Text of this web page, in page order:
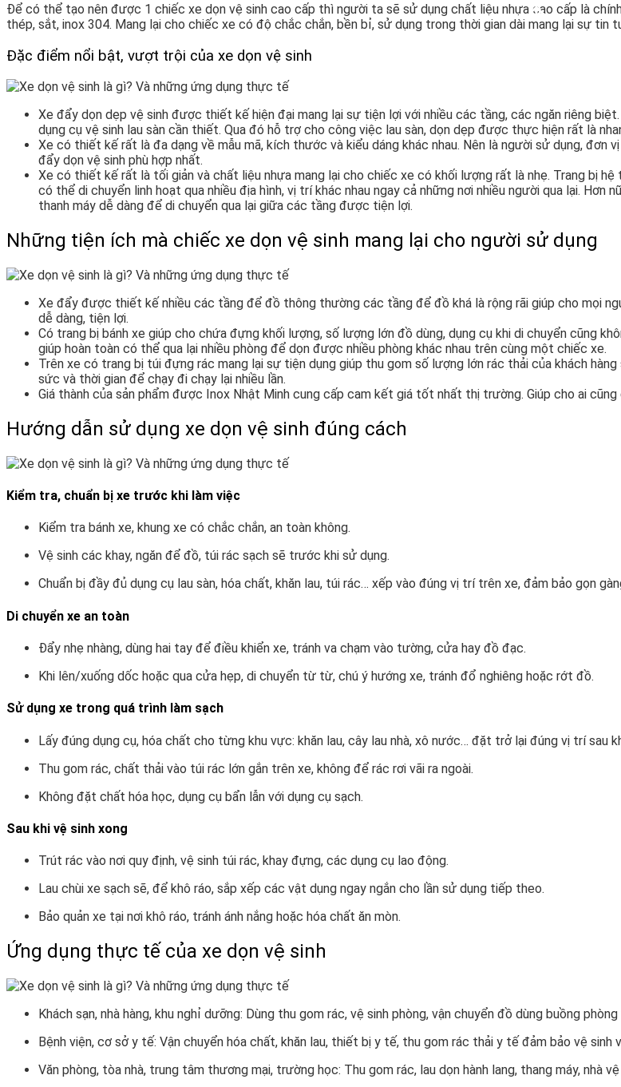
Để có thể tạo nên được 1 chiếc xe dọn vệ sinh cao cấp thì người ta sẽ sử dụng chất liệu nhựa cao cấp là
thép, sắt, inox 304. Mang lại cho chiếc xe có độ chắc chắn, bền bỉ, sử dụng trong thời gian dài mang lại sự tin
Đặc điểm nổi bật, vượt trội của xe dọn vệ sinh
Xe đẩy dọn dẹp vệ sinh được thiết kế hiện đại mang lại sự tiện lợi với nhiều các tầng, các ngăn riêng
dụng cụ vệ sinh lau sàn cần thiết. Qua đó hỗ trợ cho công việc lau sàn, dọn dẹp được thực hiện rất là
Xe có thiết kế rất là đa dạng về mẫu mã, kích thước và kiểu dáng khác nhau. Nên là người sử dụng,
đẩy dọn vệ sinh phù hợp nhất.
Xe có thiết kế rất là tối giản và chất liệu nhựa mang lại cho chiếc xe có khối lượng rất là nhẹ. Trang bị
có thể di chuyển linh hoạt qua nhiều địa hình, vị trí khác nhau ngay cả những nơi nhiều người qua lại.
thanh máy dễ dàng để di chuyển qua lại giữa các tầng được tiện lợi.
Những tiện ích mà chiếc xe dọn vệ sinh mang lại cho người sử dụng
Xe đẩy được thiết kế nhiều các tầng để đồ thông thường các tầng để đồ khá là rộng rãi giúp cho mọi
dễ dàng, tiện lợi.
Có trang bị bánh xe giúp cho chứa đựng khối lượng, số lượng lớn đồ dùng, dụng cụ khi di chuyển cũng
giúp hoàn toàn có thể qua lại nhiều phòng để dọn được nhiều phòng khác nhau trên cùng một chiếc xe.
Trên xe có trang bị túi đựng rác mang lại sự tiện dụng giúp thu gom số lượng lớn rác thải của khách
sức và thời gian để chạy đi chạy lại nhiều lần.
Giá thành của sản phẩm được Inox Nhật Minh cung cấp cam kết giá tốt nhất thị trường. Giúp cho ai
Hướng dẫn sử dụng xe dọn vệ sinh đúng cách
Kiểm tra, chuẩn bị xe trước khi làm việc
Kiểm tra bánh xe, khung xe có chắc chắn, an toàn không.
Vệ sinh các khay, ngăn để đồ, túi rác sạch sẽ trước khi sử dụng.
Chuẩn bị đầy đủ dụng cụ lau sàn, hóa chất, khăn lau, túi rác… xếp vào đúng vị trí trên xe, đảm bảo gọn
Di chuyển xe an toàn
Đẩy nhẹ nhàng, dùng hai tay để điều khiển xe, tránh va chạm vào tường, cửa hay đồ đạc.
Khi lên/xuống dốc hoặc qua cửa hẹp, di chuyển từ từ, chú ý hướng xe, tránh đổ nghiêng hoặc rớt đồ.
Sử dụng xe trong quá trình làm sạch
Lấy đúng dụng cụ, hóa chất cho từng khu vực: khăn lau, cây lau nhà, xô nước… đặt trở lại đúng vị trí sau
Thu gom rác, chất thải vào túi rác lớn gắn trên xe, không để rác rơi vãi ra ngoài.
Không đặt chất hóa học, dụng cụ bẩn lẫn với dụng cụ sạch.
Sau khi vệ sinh xong
Trút rác vào nơi quy định, vệ sinh túi rác, khay đựng, các dụng cụ lao động.
Lau chùi xe sạch sẽ, để khô ráo, sắp xếp các vật dụng ngay ngắn cho lần sử dụng tiếp theo.
Bảo quản xe tại nơi khô ráo, tránh ánh nắng hoặc hóa chất ăn mòn.
Ứng dụng thực tế của xe dọn vệ sinh
Khách sạn, nhà hàng, khu nghỉ dưỡng: Dùng thu gom rác, vệ sinh phòng, vận chuyển đồ dùng buồng
Bệnh viện, cơ sở y tế: Vận chuyển hóa chất, khăn lau, thiết bị y tế, thu gom rác thải y tế đảm bảo vệ sinh
Văn phòng, tòa nhà, trung tâm thương mại, trường học: Thu gom rác, lau dọn hành lang, thang máy, nhà